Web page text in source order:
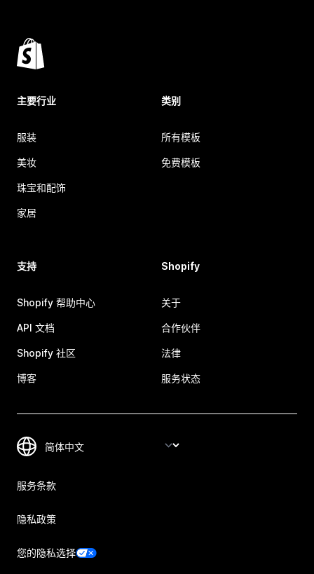
主要行业
服装
美妆
珠宝和配饰
家居
类别
所有模板
免费模板
支持
Shopify 帮助中心
API 文档
Shopify 社区
博客
Shopify
关于
合作伙伴
法律
服务状态
服务条款
隐私政策
您的隐私选择